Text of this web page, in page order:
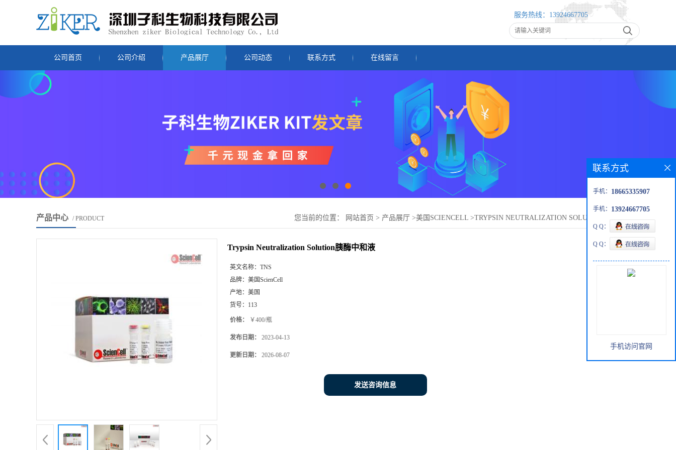
服务热线： 13924667705
公司首页 公司介绍 产品展厅 公司动态 联系方式 在线留言
产品中心 / PRODUCT 您当前的位置： 网站首页 > 产品展厅 >美国SCIENCELL >TRYPSIN NEUTRALIZATION SOLUTION胰酶中和液
Trypsin Neutralization Solution胰酶中和液
英文名称： TNS
品牌： 美国ScienCell
产地： 美国
货号： 113
价格： ￥400/瓶
发布日期： 2023-04-13
更新日期： 2026-08-07
发送咨询信息
联系方式
手机： 18665335907
手机： 13924667705
Q Q：
Q Q：
手机访问官网